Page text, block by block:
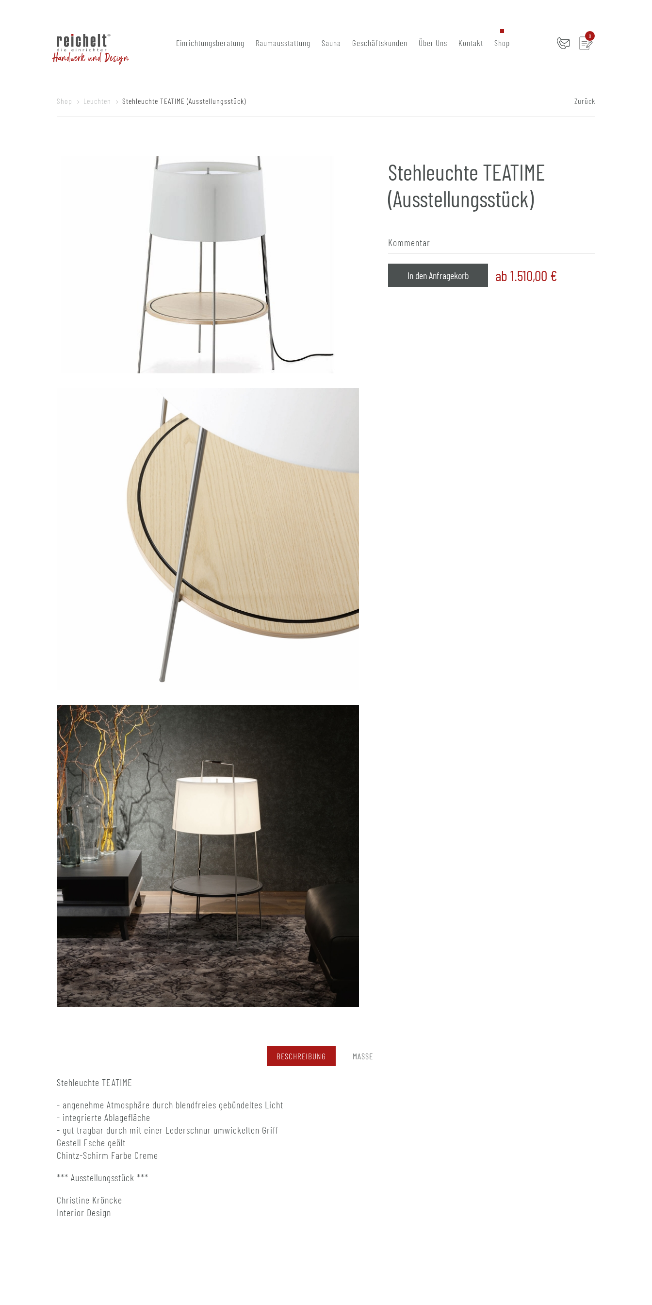
Handwerk und Design
Einrichtungsberatung Raumausstattung Sauna Geschäftskunden Über Uns Kontakt Shop
0
Shop Leuchten Stehleuchte TEATIME (Ausstellungsstück) Zurück
Stehleuchte TEATIME
(Ausstellungsstück)
Kommentar
In den Anfragekorb ab 1.510,00 €
BESCHREIBUNG MASSE
Stehleuchte TEATIME
- angenehme Atmosphäre durch blendfreies gebündeltes Licht
- integrierte Ablagefläche
- gut tragbar durch mit einer Lederschnur umwickelten Griff
Gestell Esche geölt
Chintz-Schirm Farbe Creme
​*** Ausstellungsstück ***
Christine Kröncke
Interior Design